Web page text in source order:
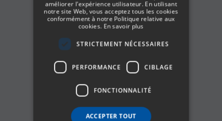
ENGLISH
GERMAN
améliorer l'expérience utilisateur. En utilisant
notre site Web, vous acceptez tous les cookies
conformément à notre Politique relative aux
cookies. En savoir plus
STRICTEMENT NÉCESSAIRES
PERFORMANCE CIBLAGE
FONCTIONNALITÉ
ACCEPTER TOUT